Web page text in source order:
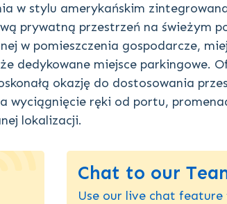
w stylu amerykańskim
prywatną przestrzeń na świeżym
w pomieszczenia gospodarcze,
dedykowane miejsce parkingowe.
okazję do dostosowania
wyciągnięcie ręki od portu,
lokalizacji.
Chat to our
Use our live chat